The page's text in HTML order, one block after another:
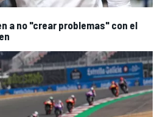
a no "crear problemas" con el